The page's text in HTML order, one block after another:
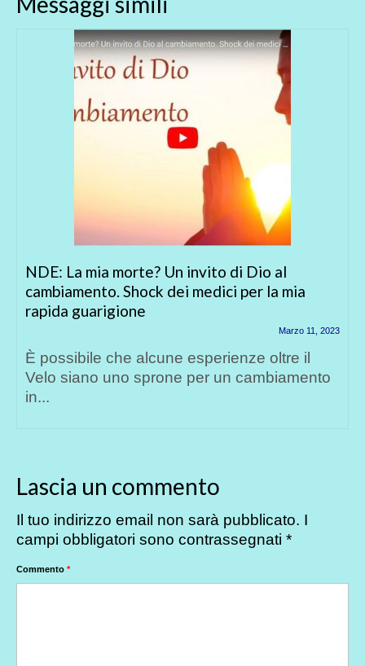
NDE: La mia morte? Un invito di Dio al
cambiamento. Shock dei medici per la mia
rapida guarigione
Marzo 11, 2023
È possibile che alcune esperienze oltre il
Velo siano uno sprone per un cambiamento
in...
Lascia un commento
Il tuo indirizzo email non sarà pubblicato. I
campi obbligatori sono contrassegnati *
Commento *